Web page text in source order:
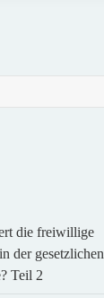
die freiwillige
der gesetzlichen
Teil 2